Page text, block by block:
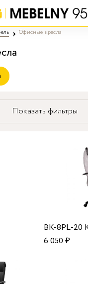
Офисные кресла
Показать фильтры
BK-8PL-20
6 050₽